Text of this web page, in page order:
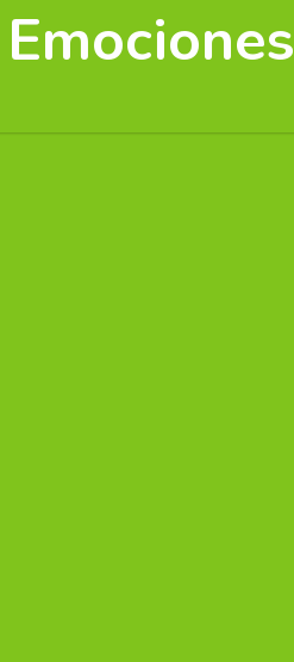
Emociones